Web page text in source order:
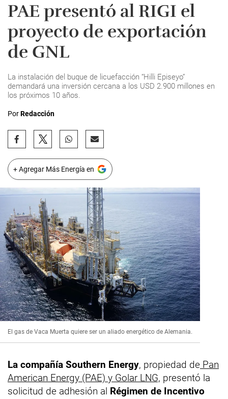
PAE presentó al RIGI el
proyecto de exportación
de GNL
La instalación del buque de licuefacción “Hilli Episeyo”
demandará una inversión cercana a los USD 2.900 millones en
los próximos 10 años.
PorRedacción
+ Agregar Más Energía en
El gas de Vaca Muerta quiere ser un aliado energético de Alemania.
La compañía Southern Energy, propiedad de Pan
American Energy (PAE) y Golar LNG, presentó la
solicitud de adhesión al Régimen de Incentivo